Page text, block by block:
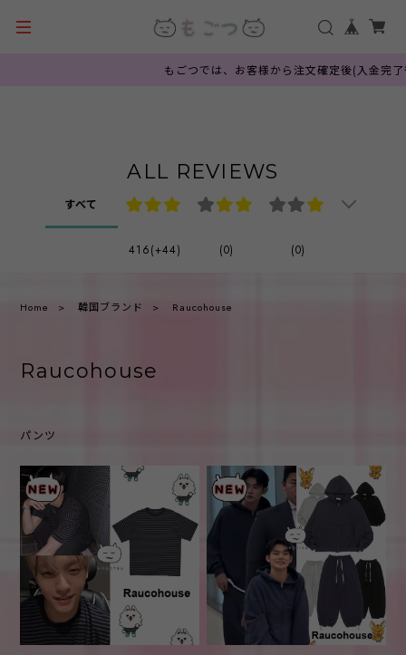
もごつでは、お客様から注文確定後(入金完了
ALL REVIEWS
すべて
416(+44) (0) (0)
Home 韓国ブランド Raucohouse
Raucohouse
パンツ